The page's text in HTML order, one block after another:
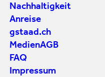
Nachhaltigkeit
Anreise
gstaad.ch
MedienAGB
FAQ
Impressum